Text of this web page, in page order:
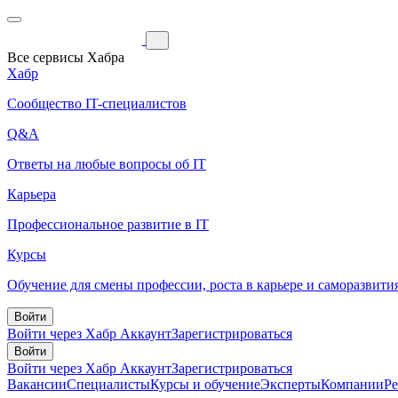
Все сервисы Хабра
Хабр
Сообщество IT-специалистов
Q&A
Ответы на любые вопросы об IT
Карьера
Профессиональное развитие в IT
Курсы
Обучение для смены профессии, роста в карьере и
Войти
Войти через Хабр АккаунтЗарегистрироваться
Войти
Войти через Хабр АккаунтЗарегистрироваться
ВакансииСпециалистыКурсы и обучениеЭкспертыКомпании